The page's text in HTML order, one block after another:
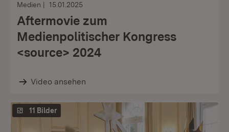
Medien 15.01.2025
Aftermovie zum
Medienpolitischer Kongress
<source> 2024
Video ansehen
11 Bilder